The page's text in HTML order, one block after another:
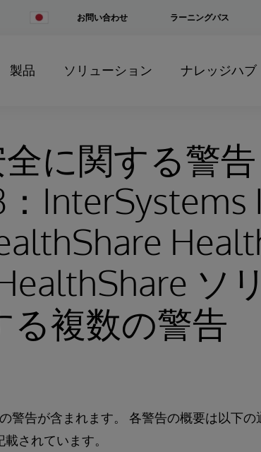
Change
お問い合わせ ラーニングパス
製品 ソリューション ナレッジハブ
に関する警告
InterSystems
ソ
る複数の警告
警告が含まれます。 各警告の概要は以下の
されています。